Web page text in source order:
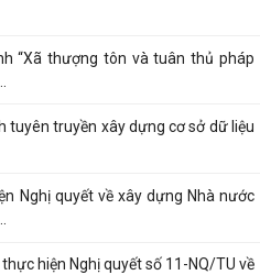
“Xã thượng tôn và tuân thủ pháp
tuyên truyền xây dựng cơ sở dữ liệu
Nghị quyết về xây dựng Nhà nước
hiện Nghị quyết số 11-NQ/TU về